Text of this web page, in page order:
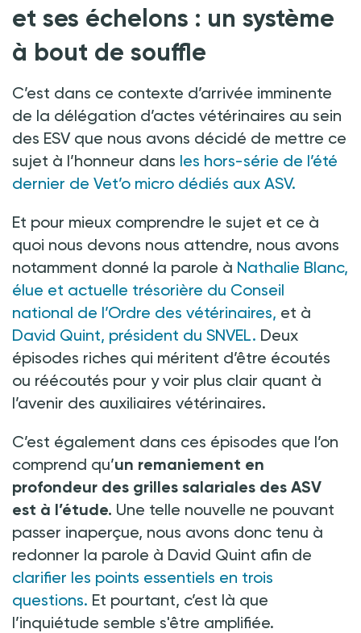
et ses échelons : un système
à bout de souffle
C’est dans ce contexte d’arrivée imminente
de la délégation d’actes vétérinaires au sein
des ESV que nous avons décidé de mettre ce
sujet à l’honneur dans les hors-série de l’été
dernier de Vet’o micro dédiés aux ASV.
Et pour mieux comprendre le sujet et ce à
quoi nous devons nous attendre, nous avons
notamment donné la parole à Nathalie Blanc,
élue et actuelle trésorière du Conseil
national de l’Ordre des vétérinaires, et à
David Quint, président du SNVEL. Deux
épisodes riches qui méritent d’être écoutés
ou réécoutés pour y voir plus clair quant à
l’avenir des auxiliaires vétérinaires.
C’est également dans ces épisodes que l’on
comprend qu’un remaniement en
profondeur des grilles salariales des ASV
est à l’étude. Une telle nouvelle ne pouvant
passer inaperçue, nous avons donc tenu à
redonner la parole à David Quint afin de
clarifier les points essentiels en trois
questions. Et pourtant, c’est là que
l’inquiétude semble s'être amplifiée.